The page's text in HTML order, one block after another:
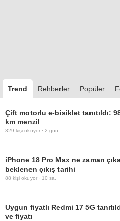
Trend Rehberler Popüler
Çift motorlu e-bisiklet tanıtıldı:
km menzil
329 kişi okuyor · 2 gün
iPhone 18 Pro Max ne zaman
beklenen çıkış tarihi
88 kişi okuyor · 10 sa.
Uygun fiyatlı Redmi 17 5G
ve fiyatı